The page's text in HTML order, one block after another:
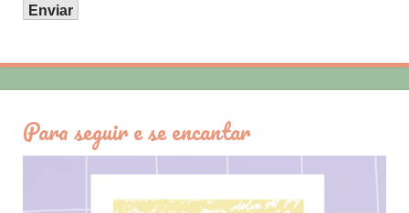
Para seguir e se encantar